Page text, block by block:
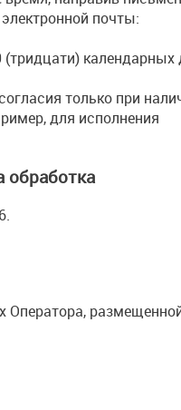
почты:
календарных
только при
для исполнения
обработка
Оператора,